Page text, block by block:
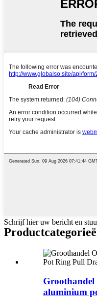
Schrijf hier uw bericht en
aluminium